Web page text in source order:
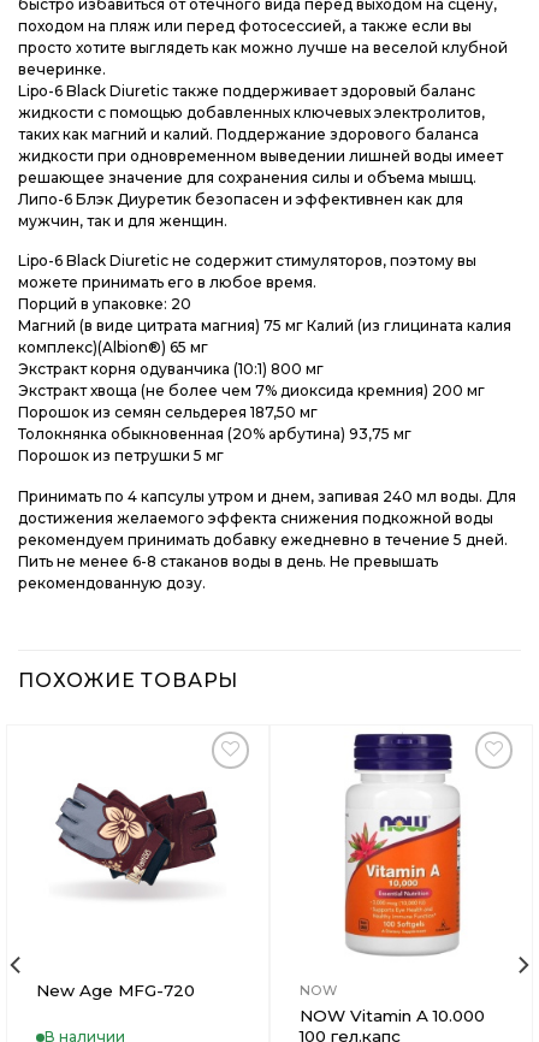
быстро избавиться от отечного вида перед выходом на сцену,
походом на пляж или перед фотосессией, а также если вы
просто хотите выглядеть как можно лучше на веселой клубной
вечеринке.
Lipo-6 Black Diuretic также поддерживает здоровый баланс
жидкости с помощью добавленных ключевых электролитов,
таких как магний и калий. Поддержание здорового баланса
жидкости при одновременном выведении лишней воды имеет
решающее значение для сохранения силы и объема мышц.
Липо-6 Блэк Диуретик безопасен и эффективнен как для
мужчин, так и для женщин.
Lipo-6 Black Diuretic не содержит стимуляторов, поэтому вы
можете принимать его в любое время.
Порций в упаковке: 20
Магний (в виде цитрата магния) 75 мг Калий (из глицината калия
комплекс)(Albion®) 65 мг
Экстракт корня одуванчика (10:1) 800 мг
Экстракт хвоща (не более чем 7% диоксида кремния) 200 мг
Порошок из семян сельдерея 187,50 мг
Толокнянка обыкновенная (20% арбутина) 93,75 мг
Порошок из петрушки 5 мг
Принимать по 4 капсулы утром и днем, запивая 240 мл воды. Для
достижения желаемого эффекта снижения подкожной воды
рекомендуем принимать добавку ежедневно в течение 5 дней.
Пить не менее 6-8 стаканов воды в день. Не превышать
рекомендованную дозу.
ПОХОЖИЕ ТОВАРЫ
Добавить
в
Вишлист
New Age MFG-720
В наличии
Вишлист
NOW
NOW Vitamin A 10.000
100 гел.капс